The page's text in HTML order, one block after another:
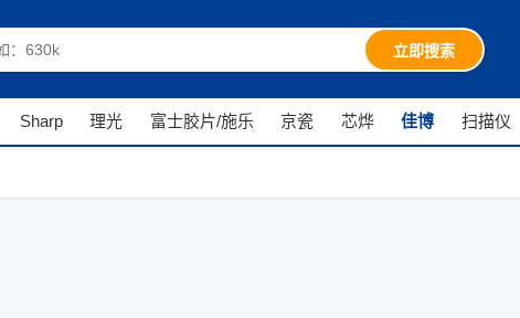
立即搜索
Sharp 理光 富士胶片/施乐 京瓷 芯烨 佳博 扫描仪